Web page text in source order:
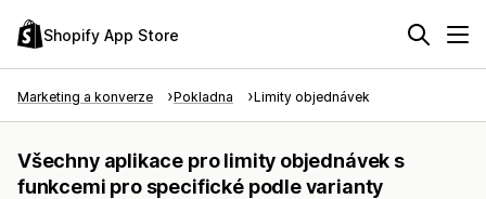
Shopify App Store
Marketing a konverze Pokladna Limity objednávek
Všechny aplikace pro limity objednávek s
funkcemi pro specifické podle varianty